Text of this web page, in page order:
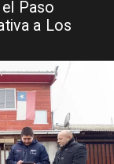
Paso
a Los